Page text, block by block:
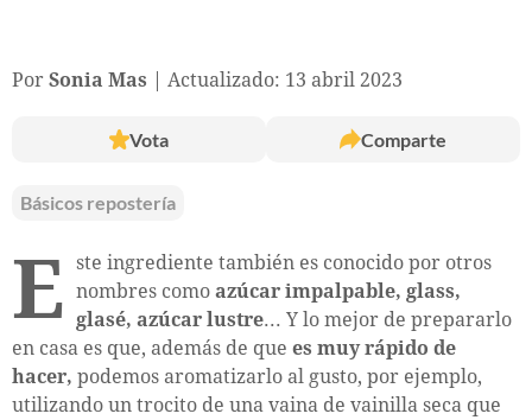
Por Sonia Mas Actualizado: 13 abril 2023
Vota Comparte
Básicos repostería
E ste ingrediente también es conocido por otros
nombres como azúcar impalpable, glass,
glasé, azúcar lustre... Y lo mejor de prepararlo
en casa es que, además de que es muy rápido de
hacer, podemos aromatizarlo al gusto, por ejemplo,
utilizando un trocito de una vaina de vainilla seca que